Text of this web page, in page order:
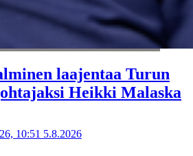
laajentaa Turun
Heikki Malaska
10:51 5.8.2026